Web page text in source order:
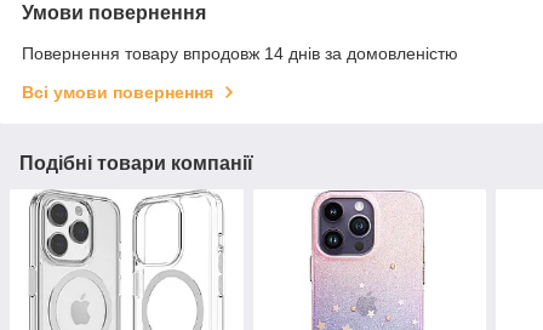
Умови повернення
Повернення товару впродовж 14 днів за домовленістю
Всі умови повернення
Подібні товари компанії